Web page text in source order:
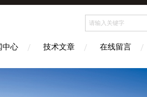
中心 技术文章 在线留言